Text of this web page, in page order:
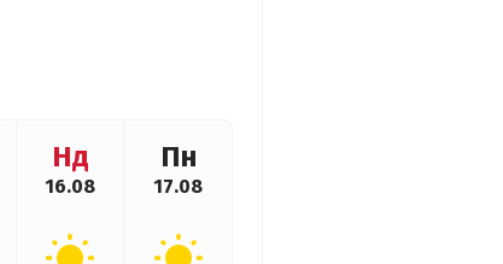
Нд
16.08
Пн
17.08